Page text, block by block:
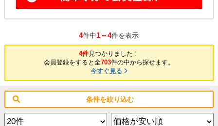
4件中1～4件を表示
4件見つかりました！
会員登録をすると全703件の中から探せます。
今すぐ見る
条件を絞り込む